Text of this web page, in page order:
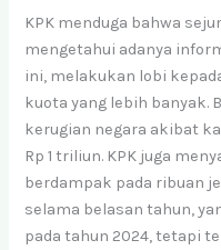
KPK menduga bahwa
mengetahui adanya
ini, melakukan lobi
kuota yang lebih banyak.
kerugian negara akibat
Rp 1 triliun. KPK juga
berdampak pada ribuan
selama belasan tahun,
pada tahun 2024, tetapi